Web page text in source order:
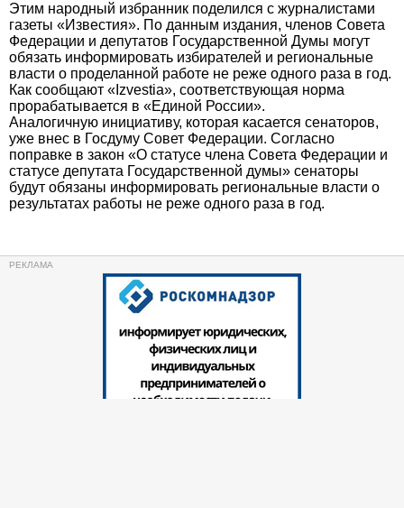
Этим народный избранник поделился с журналистами
газеты «Известия». По данным издания, членов Совета
Федерации и депутатов Государственной Думы могут
обязать информировать избирателей и региональные
власти о проделанной работе не реже одного раза в год.
Как сообщают «Izvestia», соответствующая норма
прорабатывается в «Единой России».
Аналогичную инициативу, которая касается сенаторов,
уже внес в Госдуму Совет Федерации. Согласно
поправке в закон «О статусе члена Совета Федерации и
статусе депутата Государственной думы» сенаторы
будут обязаны информировать региональные власти о
результатах работы не реже одного раза в год.